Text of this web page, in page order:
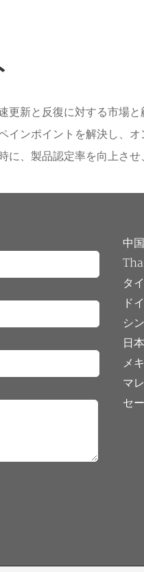
新と反復に対する市場
ンポイントを解決し、
、製品認定率を向上さ
中
タ
ド
シ
日
メ
マ
セ